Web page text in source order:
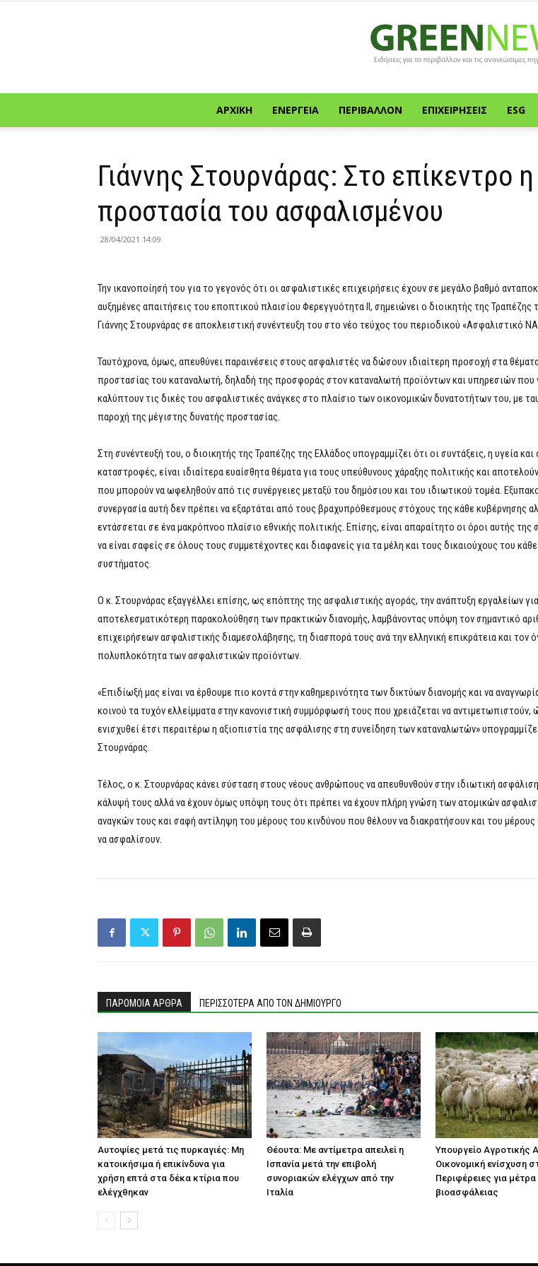
Green
ΑΡΧΙΚΉ ΕΝΈΡΓΕΙΑ ΠΕΡΙΒΆΛΛΟΝ ΕΠΙΧΕΙΡΉΣΕΙΣ ESG
Γιάννης Στουρνάρας: Στο επίκεντρο η
προστασία του ασφαλισμένου
28/04/2021 14:09
Την ικανοποίησή του για το γεγονός ότι οι ασφαλιστικές επιχειρήσεις έχουν σε μεγάλο βαθμό
αυξημένες απαιτήσεις του εποπτικού πλαισίου Φερεγγυότητα ΙΙ, σημειώνει o διοικητής της Τραπέζης
Γιάννης Στουρνάρας σε αποκλειστική συνέντευξη του στο νέο τεύχος του περιοδικού «Ασφαλιστικό
Ταυτόχρονα, όμως, απευθύνει παραινέσεις στους ασφαλιστές να δώσουν ιδιαίτερη προσοχή στα
προστασίας του καταναλωτή, δηλαδή της προσφοράς στον καταναλωτή προϊόντων και υπηρεσιών που
καλύπτουν τις δικές του ασφαλιστικές ανάγκες στο πλαίσιο των οικονομικών δυνατοτήτων του, με
παροχή της μέγιστης δυνατής προστασίας.
Στη συνέντευξή του, ο διοικητής της Τραπέζης της Ελλάδος υπογραμμίζει ότι οι συντάξεις, η υγεία και
καταστροφές, είναι ιδιαίτερα ευαίσθητα θέματα για τους υπεύθυνους χάραξης πολιτικής και
που μπορούν να ωφεληθούν από τις συνέργειες μεταξύ του δημόσιου και του ιδιωτικού τομέα.
συνεργασία αυτή δεν πρέπει να εξαρτάται από τους βραχυπρόθεσμους στόχους της κάθε κυβέρνησης
εντάσσεται σε ένα μακρόπνοο πλαίσιο εθνικής πολιτικής. Επίσης, είναι απαραίτητο οι όροι αυτής της
να είναι σαφείς σε όλους τους συμμετέχοντες και διαφανείς για τα μέλη και τους δικαιούχους του κάθε
συστήματος.
Ο κ. Στουρνάρας εξαγγέλλει επίσης, ως επόπτης της ασφαλιστικής αγοράς, την ανάπτυξη εργαλείων
αποτελεσματικότερη παρακολούθηση των πρακτικών διανομής, λαμβάνοντας υπόψη τον σημαντικό
επιχειρήσεων ασφαλιστικής διαμεσολάβησης, τη διασπορά τους ανά την ελληνική επικράτεια και τον
πολυπλοκότητα των ασφαλιστικών προϊόντων.
«Επιδίωξή μας είναι να έρθουμε πιο κοντά στην καθημερινότητα των δικτύων διανομής και να
κοινού τα τυχόν ελλείμματα στην κανονιστική συμμόρφωσή τους που χρειάζεται να αντιμετωπιστούν,
ενισχυθεί έτσι περαιτέρω η αξιοπιστία της ασφάλισης στη συνείδηση των καταναλωτών»
Στουρνάρας.
Τέλος, ο κ. Στουρνάρας κάνει σύσταση στους νέους ανθρώπους να απευθυνθούν στην ιδιωτική
κάλυψή τους αλλά να έχουν όμως υπόψη τους ότι πρέπει να έχουν πλήρη γνώση των ατομικών
αναγκών τους και σαφή αντίληψη του μέρους του κινδύνου που θέλουν να διακρατήσουν και του
να ασφαλίσουν.
ΠΑΡΟΜΟΙΑ ΑΡΘΡΑ ΠΕΡΙΣΣΟΤΕΡΑ ΑΠΟ ΤΟΝ ΔΗΜΙΟΥΡΓΟ
Αυτοψίες μετά τις πυρκαγιές: Μη
κατοικήσιμα ή επικίνδυνα για
χρήση επτά στα δέκα κτίρια που
ελέγχθηκαν
Θέουτα: Με αντίμετρα απειλεί η
Ισπανία μετά την επιβολή
συνοριακών ελέγχων από την
Ιταλία
Υπουργείο Αγροτικής
Οικονομική ενίσχυση
Περιφέρειες για μέτρα
βιοασφάλειας